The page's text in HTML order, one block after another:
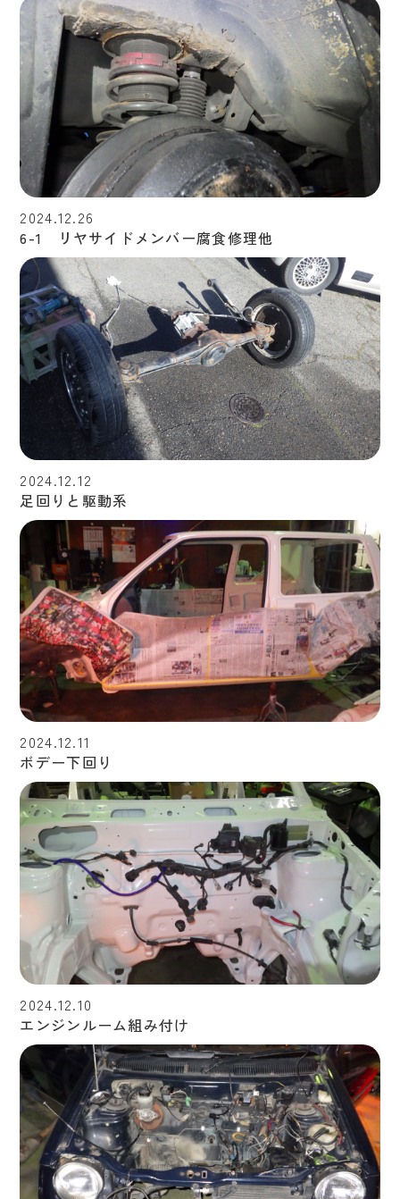
2024.12.26
6-1 リヤサイドメンバー腐食修理他
2024.12.12
足回りと駆動系
2024.12.11
ボデー下回り
2024.12.10
エンジンルーム組み付け